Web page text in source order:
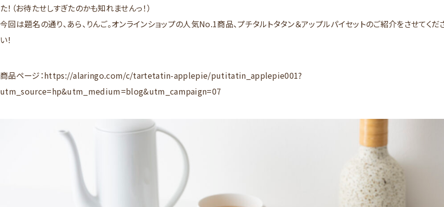
た！（お待たせしすぎたのかも知れませんっ！）
今回は題名の通り、あら、りんご。オンラインショップの人気No.1商品、プチタルトタタン＆アップルパイセットのご紹介をさせてくだ
い！
商品ページ：https://alaringo.com/c/tartetatin-applepie/putitatin_applepie001?
utm_source=hp&utm_medium=blog&utm_campaign=07